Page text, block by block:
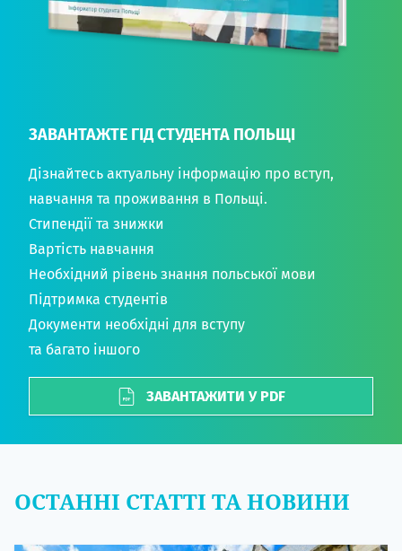
ЗАВАНТАЖТЕ ГІД СТУДЕНТА ПОЛЬЩІ
Дізнайтесь актуальну інформацію про вступ,
навчання та проживання в Польщі.
Стипендії та знижки
Вартість навчання
Необхідний рівень знання польської мови
Підтримка студентів
Документи необхідні для вступу
та багато іншого
ЗАВАНТАЖИТИ У PDF
ОСТАННІ СТАТТІ ТА НОВИНИ